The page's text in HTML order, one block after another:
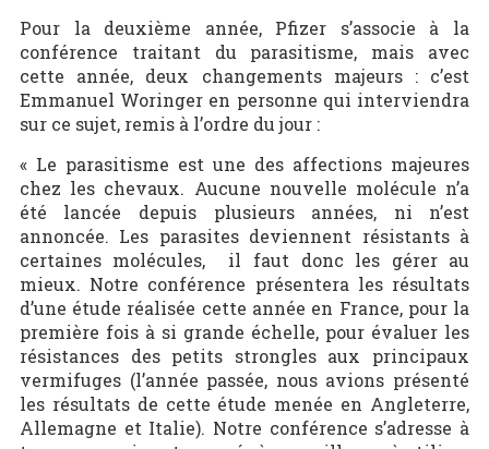
Pour la deuxième année, Pfizer s’associe à la
conférence traitant du parasitisme, mais avec
cette année, deux changements majeurs : c’est
Emmanuel Woringer en personne qui interviendra
sur ce sujet, remis à l’ordre du jour :
« Le parasitisme est une des affections majeures
chez les chevaux. Aucune nouvelle molécule n’a
été lancée depuis plusieurs années, ni n’est
annoncée. Les parasites deviennent résistants à
certaines molécules, il faut donc les gérer au
mieux. Notre conférence présentera les résultats
d’une étude réalisée cette année en France, pour la
première fois à si grande échelle, pour évaluer les
résistances des petits strongles aux principaux
vermifuges (l’année passée, nous avions présenté
les résultats de cette étude menée en Angleterre,
Allemagne et Italie). Notre conférence s’adresse à